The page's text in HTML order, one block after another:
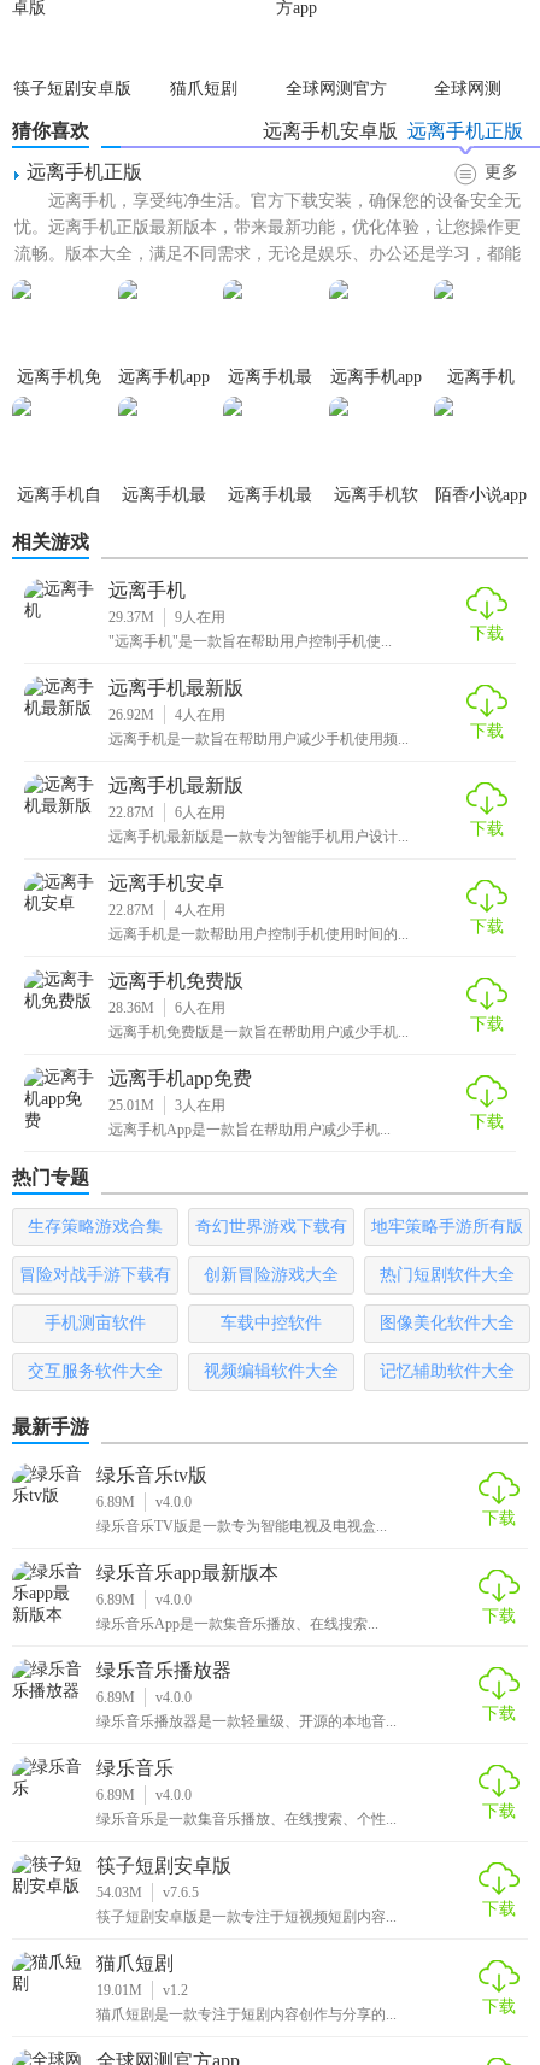
3. 屏幕锁定：在设定的时间段内自动锁定手机屏幕。
4. 个性化设置：提供多种主题和界面布局选择，满足不同用
户的个性化需求。
远离手机优势
1. 高效管理：通过精准的时间管理和应用限制，帮助用户有
2. 健康提醒：通过定时提醒和统计报告，帮助用户意识到过
度使用手机的问题，促进健康生活。
扰，帮助用户更好地集中精力完成工作任务或享受休闲时
光。
远离手机推荐
对于经常因手机使用过度而影响工作、学习和生活的用户来
管理手机使用时间，提升专注力和生活质量，是追求高效生
活和健康作息的必备之选。
筷子短剧安卓版 猫爪短剧
全球网测官方
app
全球网测
猜你喜欢 远离手机正版
远离手机安卓版
远离手机正版
更多
远离手机，享受纯净生活。官方下载安装，确保您的设备安全无
忧。远离手机正版最新版本，带来最新功能，优化体验，让您操作更
流畅。版本大全，满足不同需求，无论是娱乐、办公还是学习，都能
找到最适合您的版本。拒绝...
远离手机免
远离手机app
远离手机最
远离手机app
远离手机
远离手机自
远离手机最
远离手机最
远离手机软
陌香小说app
相关游戏
远离手机
29.37M 9 人在用
"远离手机"是一款旨在帮助用户控制手机使...
下载
远离手机最新版
26.92M 4 人在用
远离手机是一款旨在帮助用户减少手机使用频...
下载
远离手机最新版
22.87M 6 人在用
远离手机最新版是一款专为智能手机用户设计...
下载
远离手机安卓
22.87M 4 人在用
远离手机是一款帮助用户控制手机使用时间的...
下载
远离手机免费版
28.36M 6 人在用
远离手机免费版是一款旨在帮助用户减少手机...
下载
远离手机app免费
25.01M 3 人在用
远离手机App是一款旨在帮助用户减少手机...
下载
热门专题
生存策略游戏合集
奇幻世界游戏下载有
哪些
地牢策略手游所有版
本
冒险对战手游下载有
哪些
创新冒险游戏大全 热门短剧软件大全
手机测亩软件 车载中控软件 图像美化软件大全
交互服务软件大全 视频编辑软件大全 记忆辅助软件大全
最新手游
绿乐音乐tv版
6.89M
v4.0.0
绿乐音乐TV版是一款专为智能电视及电视盒...
下载
绿乐音乐app最新版本
6.89M
v4.0.0
绿乐音乐App是一款集音乐播放、在线搜索...
下载
绿乐音乐播放器
6.89M
v4.0.0
绿乐音乐播放器是一款轻量级、开源的本地音...
下载
绿乐音乐
6.89M
v4.0.0
绿乐音乐是一款集音乐播放、在线搜索、个性...
下载
筷子短剧安卓版
54.03M
v7.6.5
筷子短剧安卓版是一款专注于短视频短剧内容...
下载
猫爪短剧
19.01M
v1.2
猫爪短剧是一款专注于短剧内容创作与分享的...
下载
全球网测官方app